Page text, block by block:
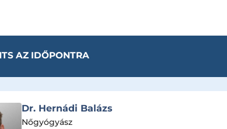
AZ IDŐPONTRA
Dr. Hernádi Balázs
Nőgyógyász